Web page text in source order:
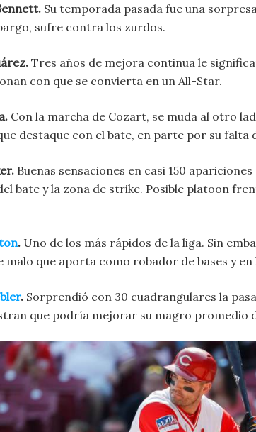
Su temporada pasada fue una
sufre contra los zurdos.
Tres años de mejora continua le
con que se convierta en un All-Star.
Con la marcha de Cozart, se muda al otro
destaque con el bate, en parte por su falta
Buenas sensaciones en casi 150
bate y la zona de strike. Posible platoon
. Uno de los más rápidos de la liga. Sin
malo que aporta como robador de bases y en
. Sorprendió con 30 cuadrangulares la
que podría mejorar su magro promedio